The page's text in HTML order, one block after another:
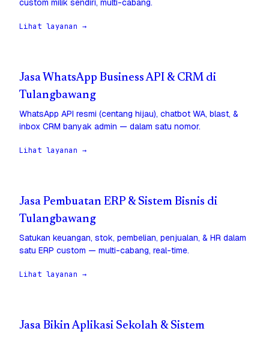
custom milik sendiri, multi-cabang.
Lihat layanan →
Jasa WhatsApp Business API & CRM di
Tulangbawang
WhatsApp API resmi (centang hijau), chatbot WA, blast, &
inbox CRM banyak admin — dalam satu nomor.
Lihat layanan →
Jasa Pembuatan ERP & Sistem Bisnis di
Tulangbawang
Satukan keuangan, stok, pembelian, penjualan, & HR dalam
satu ERP custom — multi-cabang, real-time.
Lihat layanan →
Jasa Bikin Aplikasi Sekolah & Sistem